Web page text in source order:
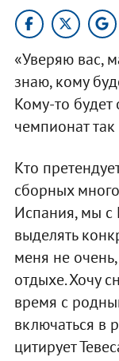
«Уверяю вас,
знаю, кому
Кому-то будет
чемпионат
Кто
сборных
Испания, мы с
выделять
меня не
отдыхе. Хочу
время с
включаться в
цитирует